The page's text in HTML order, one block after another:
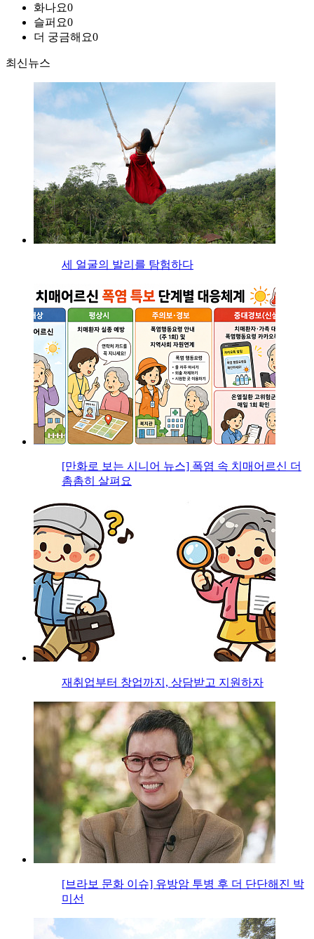
화나요0
슬퍼요0
더 궁금해요0
최신뉴스
세 얼굴의 발리를 탐험하다
[만화로 보는 시니어 뉴스] 폭염 속 치매어르신 더
촘촘히 살펴요
재취업부터 창업까지, 상담받고 지원하자
[브라보 문화 이슈] 유방암 투병 후 더 단단해진 박
미선